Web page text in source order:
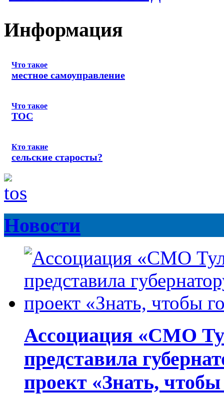
Информация
Что такое
местное самоуправление
Что такое
ТОС
Кто такие
сельские старосты?
Новости
Ассоциация «СМО
представила
проект «Знать,